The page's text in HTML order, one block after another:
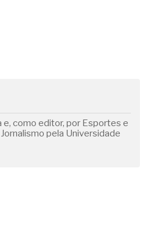
e, como editor, por Esportes e
pela Universidade